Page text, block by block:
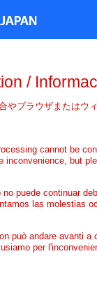
/
やブラウザまたはウ
cannot be
inconvenience, but
puede continuar
las molestias
può andare avanti
per